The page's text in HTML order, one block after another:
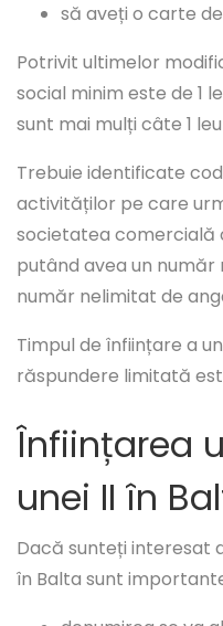
să aveți o carte
Potrivit ultimelor
social minim este de 1
sunt mai mulți câte 1
Trebuie identificate
activităților pe care
societatea comercială
putând avea un număr
număr nelimitat de
Timpul de înființare a
răspundere limitată
Înființarea
unei II în
Dacă sunteți interesat
în Balta sunt